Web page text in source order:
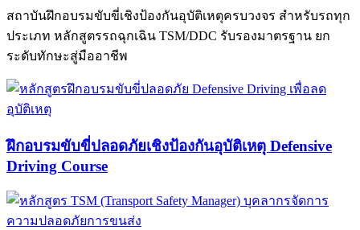
สถาบันฝึกอบรมขับขี่เชิงป้องกันอุบัติเหตุครบวงจร สำหรับรถทุก
ประเภท หลักสูตรรถฉุกเฉิน TSM/DDC รับรองมาตรฐาน ยก
ระดับทักษะสู่มืออาชีพ
ฝึกอบรมขับขี่ปลอดภัยเชิงป้องกันอุบัติเหตุ Defensive
Driving Course​